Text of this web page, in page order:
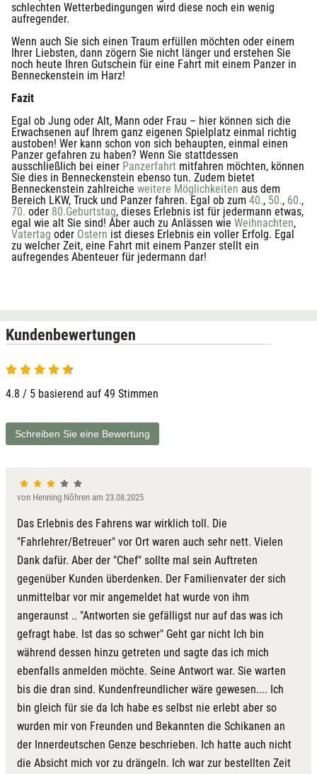
schlechten Wetterbedingungen wird diese noch ein wenig
aufregender.
Wenn auch Sie sich einen Traum erfüllen möchten oder einem
Ihrer Liebsten, dann zögern Sie nicht länger und erstehen Sie
noch heute Ihren Gutschein für eine Fahrt mit einem Panzer in
Benneckenstein im Harz!
Fazit
Egal ob Jung oder Alt, Mann oder Frau – hier können sich die
Erwachsenen auf Ihrem ganz eigenen Spielplatz einmal richtig
austoben! Wer kann schon von sich behaupten, einmal einen
Panzer gefahren zu haben? Wenn Sie stattdessen
ausschließlich bei einer Panzerfahrt mitfahren möchten, können
Sie dies in Benneckenstein ebenso tun. Zudem bietet
Benneckenstein zahlreiche weitere Möglichkeiten aus dem
Bereich LKW, Truck und Panzer fahren. Egal ob zum 40., 50., 60.,
70. oder 80.Geburtstag, dieses Erlebnis ist für jedermann etwas,
egal wie alt Sie sind! Aber auch zu Anlässen wie Weihnachten,
Vatertag oder Ostern ist dieses Erlebnis ein voller Erfolg. Egal
zu welcher Zeit, eine Fahrt mit einem Panzer stellt ein
aufregendes Abenteuer für jedermann dar!
Kundenbewertungen
4.8 / 5 basierend auf 49 Stimmen
Schreiben Sie eine Bewertung
von Henning Nõhren am 23.08.2025
Das Erlebnis des Fahrens war wirklich toll. Die
"Fahrlehrer/Betreuer" vor Ort waren auch sehr nett. Vielen
Dank dafür. Aber der "Chef" sollte mal sein Auftreten
gegenüber Kunden überdenken. Der Familienvater der sich
unmittelbar vor mir angemeldet hat wurde von ihm
angeraunst .. "Antworten sie gefälligst nur auf das was ich
gefragt habe. Ist das so schwer" Geht gar nicht Ich bin
während dessen hinzu getreten und sagte das ich mich
ebenfalls anmelden möchte. Seine Antwort war. Sie warten
bis die dran sind. Kundenfreundlicher wäre gewesen.... Ich
bin gleich für sie da Ich habe es selbst nie erlebt aber so
wurden mir von Freunden und Bekannten die Schikanen an
der Innerdeutschen Genze beschrieben. Ich hatte auch nicht
die Absicht mich vor zu drängeln. Ich war zur bestellten Zeit